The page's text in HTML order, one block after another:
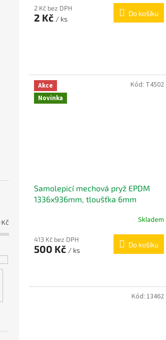
Kč
2 Kč bez DPH
2 Kč / ks
Do košíku
Akce
Novinka
Samolepicí mechová pryž EPDM
1336x936mm, tloušťka 6mm
Skladem
413 Kč bez DPH
500 Kč / ks
Do košíku
Kód: T4502
Kód: 13462